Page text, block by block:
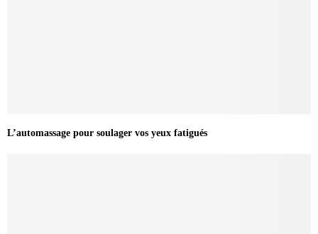
L’automassage pour soulager vos yeux fatigués